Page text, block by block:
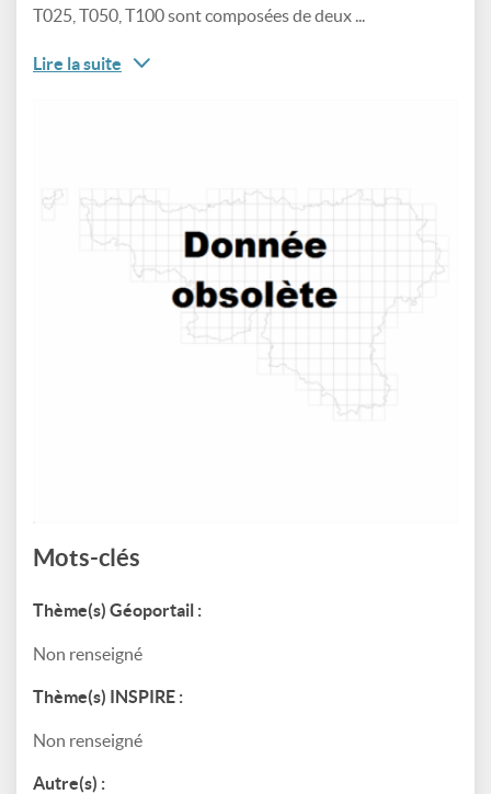
T025, T050, T100 sont composées de deux ...
Lire la suite
Mots-clés
Thème(s) Géoportail :
Non renseigné
Thème(s) INSPIRE :
Non renseigné
Autre(s) :